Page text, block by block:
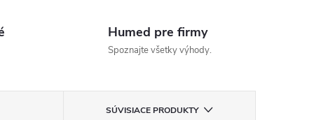
Humed pre firmy
Spoznajte všetky výhody.
SÚVISIACE PRODUKTY